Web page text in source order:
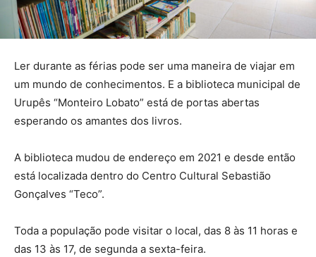
Ler durante as férias pode ser uma maneira de viajar em
um mundo de conhecimentos. E a biblioteca municipal de
Urupês “Monteiro Lobato” está de portas abertas
esperando os amantes dos livros.
A biblioteca mudou de endereço em 2021 e desde então
está localizada dentro do Centro Cultural Sebastião
Gonçalves “Teco”.
Toda a população pode visitar o local, das 8 às 11 horas e
das 13 às 17, de segunda a sexta-feira.